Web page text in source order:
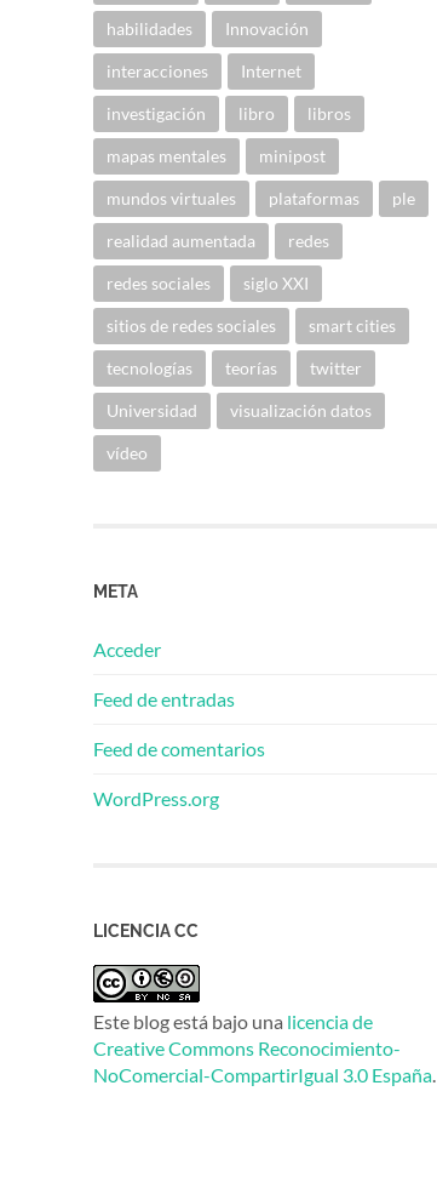
habilidades Innovación
interacciones Internet
investigación libro libros
mapas mentales minipost
mundos virtuales plataformas ple
realidad aumentada redes
redes sociales siglo XXI
sitios de redes sociales smart cities
tecnologías teorías twitter
Universidad visualización datos
vídeo
META
Acceder
Feed de entradas
Feed de comentarios
WordPress.org
LICENCIA CC
Este blog está bajo una licencia de
Creative Commons Reconocimiento-
NoComercial-CompartirIgual 3.0 España.